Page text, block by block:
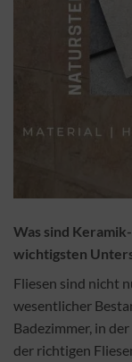
Was sind
wichtigsten
Fliesen sind nicht
wesentlicher
Badezimmer, in
der richtigen